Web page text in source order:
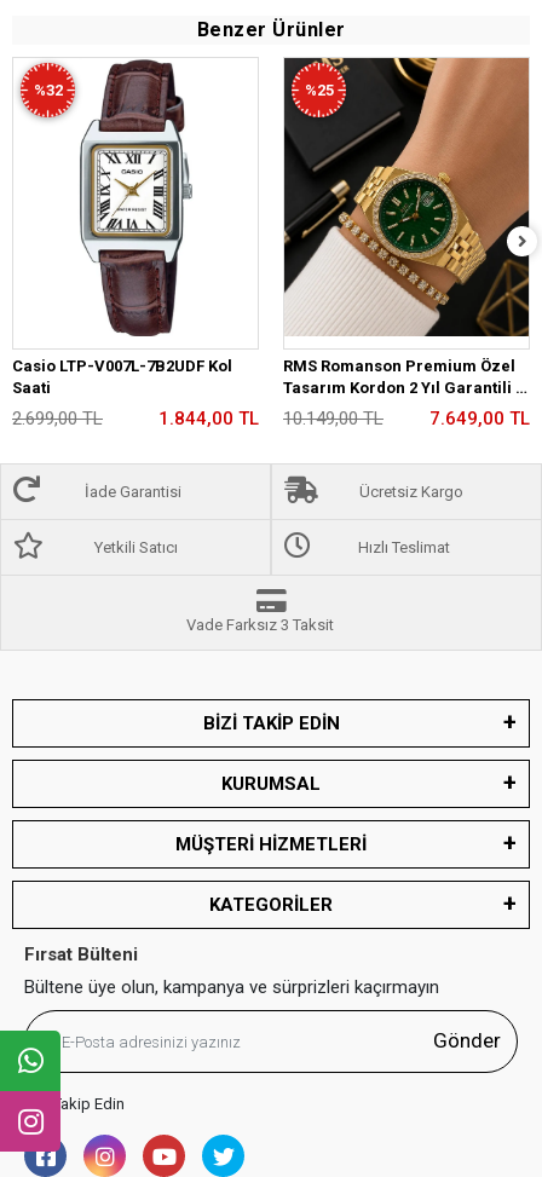
Benzer Ürünler
%32
Casio LTP-V007L-7B2UDF Kol
Saati
2.699,00 TL 1.844,00 TL
%25
RMS Romanson Premium Özel
Tasarım Kordon 2 Yıl Garantili 5
Atm Kadın Kol Saati+Bileklik
A2175.29
10.149,00 TL 7.649,00 TL
İade Garantisi Ücretsiz Kargo
Yetkili Satıcı Hızlı Teslimat
Vade Farksız 3 Taksit
BİZİ TAKİP EDİN
KURUMSAL
MÜŞTERİ HİZMETLERİ
KATEGORİLER
Fırsat Bülteni
Bültene üye olun, kampanya ve sürprizleri kaçırmayın
Gönder
Bizi Takip Edin